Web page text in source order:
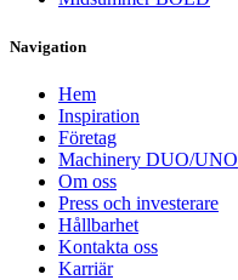
Navigation
Hem
Inspiration
Företag
Machinery DUO/UNO
Om oss
Press och investerare
Hållbarhet
Kontakta oss
Karriär